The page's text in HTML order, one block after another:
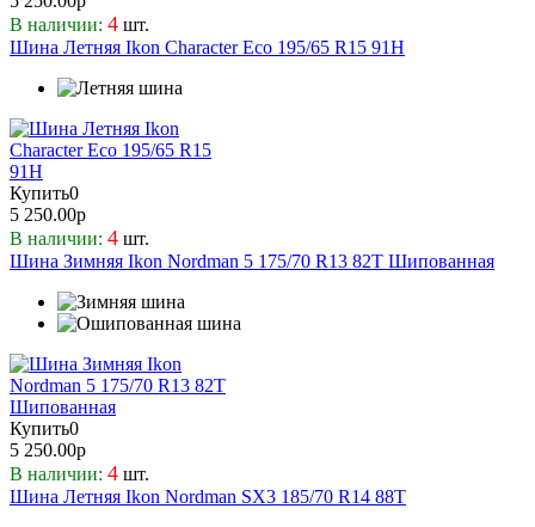
В наличии: 4 шт.
Шина Летняя Ikon Character Eco 195/65 R15 91H
Купить0
5 250.00р
В наличии: 4 шт.
Шина Зимняя Ikon Nordman 5 175/70 R13 82T Шипованная
Купить0
5 250.00р
В наличии: 4 шт.
Шина Летняя Ikon Nordman SX3 185/70 R14 88T